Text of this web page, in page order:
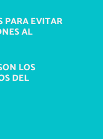
PARA EVITAR
AL
LOS
DEL